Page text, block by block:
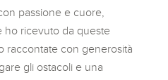
passione e cuore,
ho ricevuto da queste
raccontate con generosità
gli ostacoli e una